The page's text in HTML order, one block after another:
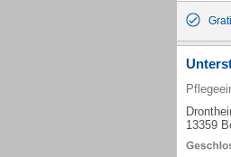
13359